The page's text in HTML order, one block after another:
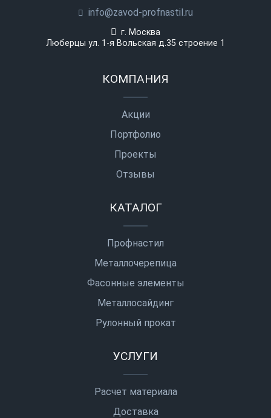
info@zavod-profnastil.ru
г. Москва
Люберцы ул. 1-я Вольская д.35 строение 1
КОМПАНИЯ
Акции
Портфолио
Проекты
Отзывы
КАТАЛОГ
Профнастил
Металлочерепица
Фасонные элементы
Металлосайдинг
Рулонный прокат
УСЛУГИ
Расчет материала
Доставка